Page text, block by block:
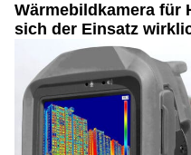
Wärmebildkamera für
sich der Einsatz